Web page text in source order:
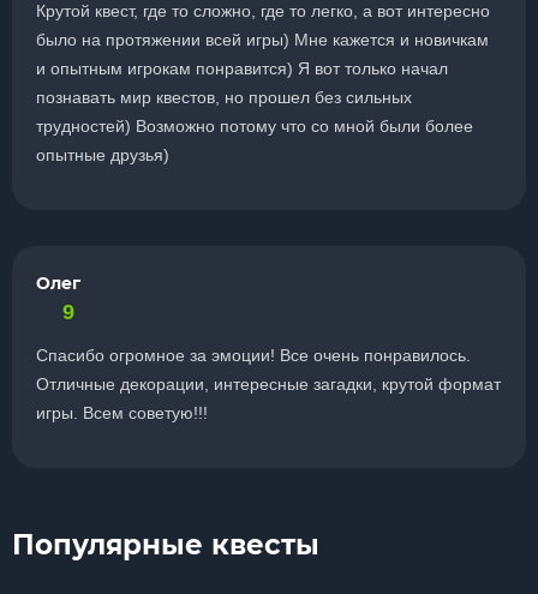
Крутой квест, где то сложно, где то легко, а вот интересно
было на протяжении всей игры) Мне кажется и новичкам
и опытным игрокам понравится) Я вот только начал
познавать мир квестов, но прошел без сильных
трудностей) Возможно потому что со мной были более
опытные друзья)
Олег
9
Спасибо огромное за эмоции! Все очень понравилось.
Отличные декорации, интересные загадки, крутой формат
игры. Всем советую!!!
Популярные квесты